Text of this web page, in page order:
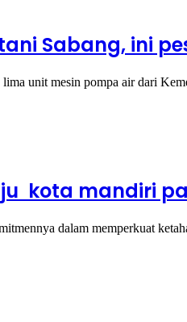
Sabang, ini
unit mesin pompa air dari
kota mandiri
dalam memperkuat